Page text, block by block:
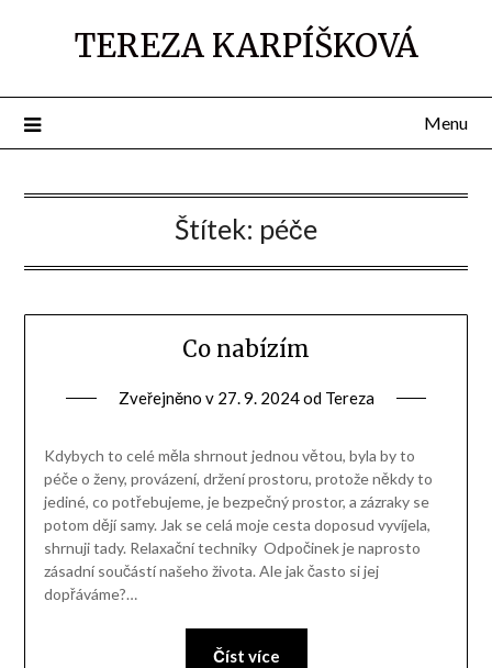
TEREZA KARPÍŠKOVÁ
Menu
Štítek: péče
Co nabízím
Zveřejněno v 27. 9. 2024od Tereza
Kdybych to celé měla shrnout jednou větou, byla by to
péče o ženy, provázení, držení prostoru, protože někdy to
jediné, co potřebujeme, je bezpečný prostor, a zázraky se
potom dějí samy. Jak se celá moje cesta doposud vyvíjela,
shrnuji tady. Relaxační techniky Odpočinek je naprosto
zásadní součástí našeho života. Ale jak často si jej
dopřáváme?…
Číst více